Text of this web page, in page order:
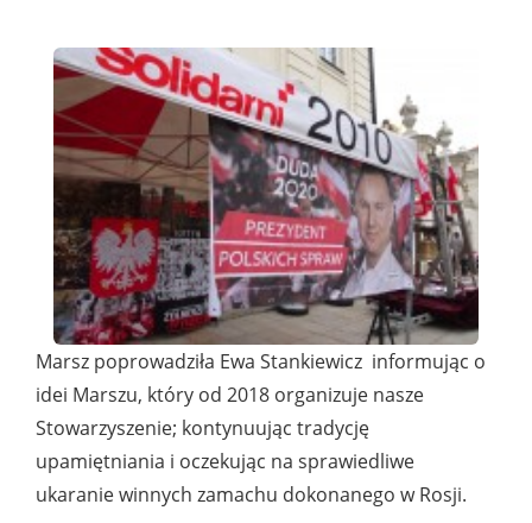
Marsz poprowadziła Ewa Stankiewicz informując o
idei Marszu, który od 2018 organizuje nasze
Stowarzyszenie; kontynuując tradycję
upamiętniania i oczekując na sprawiedliwe
ukaranie winnych zamachu dokonanego w Rosji.